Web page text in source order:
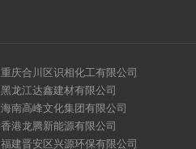
重庆合川区识相化工有限公司
黑龙江达鑫建材有限公司
海南高峰文化集团有限公司
香港龙腾新能源有限公司
福建晋安区兴源环保有限公司